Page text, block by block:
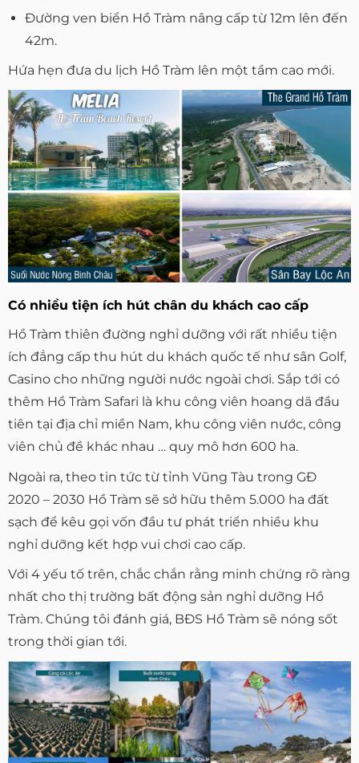
Đường ven biển Hồ Tràm nâng cấp từ 12m lên đến
42m.
Hứa hẹn đưa du lịch Hồ Tràm lên một tầm cao mới.
Có nhiều tiện ích hút chân du khách cao cấp
Hồ Tràm thiên đường nghỉ dưỡng với rất nhiều tiện
ích đẳng cấp thu hút du khách quốc tế như sân Golf,
Casino cho những người nước ngoài chơi. Sắp tới có
thêm Hồ Tràm Safari là khu công viên hoang dã đầu
tiên tại địa chỉ miền Nam, khu công viên nước, công
viên chủ đề khác nhau … quy mô hơn 600 ha.
Ngoài ra, theo tin tức từ tỉnh Vũng Tàu trong GĐ
2020 – 2030 Hồ Tràm sẽ sở hữu thêm 5.000 ha đất
sạch để kêu gọi vốn đầu tư phát triển nhiều khu
nghỉ dưỡng kết hợp vui chơi cao cấp.
Với 4 yếu tố trên, chắc chắn rằng minh chứng rõ ràng
nhất cho thị trường bất động sản nghỉ dưỡng Hồ
Tràm. Chúng tôi đánh giá, BĐS Hồ Tràm sẽ nóng sốt
trong thời gian tới.